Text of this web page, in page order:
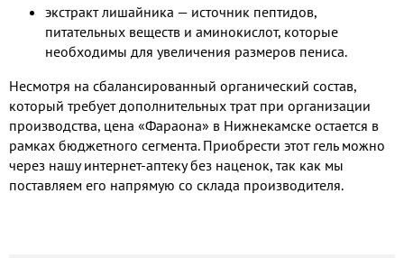
экстракт лишайника — источник пептидов,
питательных веществ и аминокислот, которые
необходимы для увеличения размеров пениса.
Несмотря на сбалансированный органический состав,
который требует дополнительных трат при организации
производства, цена «Фараона» в Нижнекамске остается в
рамках бюджетного сегмента. Приобрести этот гель можно
через нашу интернет-аптеку без наценок, так как мы
поставляем его напрямую со склада производителя.